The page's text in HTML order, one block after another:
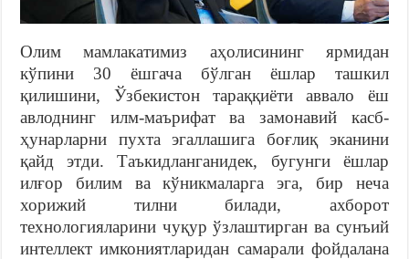
Олим мамлакатимиз аҳолисининг ярмидан
кўпини 30 ёшгача бўлган ёшлар ташкил
қилишини, Ўзбекистон тараққиёти аввало ёш
авлоднинг илм-маърифат ва замонавий касб-
ҳунарларни пухта эгаллашига боғлиқ эканини
қайд этди. Таъкидланганидек, бугунги ёшлар
илғор билим ва кўникмаларга эга, бир неча
хорижий тилни билади, ахборот
технологияларини чуқур ўзлаштирган ва сунъий
интеллект имкониятларидан самарали фойдалана